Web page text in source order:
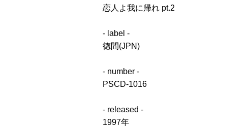
恋人よ我に帰れ pt.2
- label -
徳間(JPN)
- number -
PSCD-1016
- released -
1997年